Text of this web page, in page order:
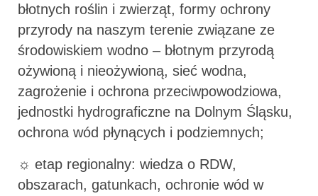
błotnych roślin i zwierząt, formy ochrony
przyrody na naszym terenie związane ze
środowiskiem wodno – błotnym przyrodą
ożywioną i nieożywioną, sieć wodna,
zagrożenie i ochrona przeciwpowodziowa,
jednostki hydrograficzne na Dolnym Śląsku,
ochrona wód płynących i podziemnych;
☼ etap regionalny: wiedza o RDW,
obszarach, gatunkach, ochronie wód w